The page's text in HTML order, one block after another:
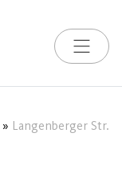
Toggle
» Langenberger Str.